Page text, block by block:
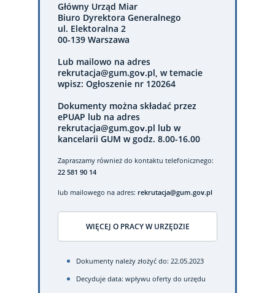
Główny Urząd Miar
Biuro Dyrektora Generalnego
ul. Elektoralna 2
00-139 Warszawa
Lub mailowo na adres
rekrutacja@gum.gov.pl, w temacie
wpisz: Ogłoszenie nr 120264
Dokumenty można składać przez
ePUAP lub na adres
rekrutacja@gum.gov.pl lub w
kancelarii GUM w godz. 8.00-16.00
Zapraszamy również do kontaktu telefonicznego:
22 581 90 14
lub mailowego na adres: rekrutacja@gum.gov.pl
WIĘCEJ O PRACY W URZĘDZIE
Dokumenty należy złożyć do: 22.05.2023
Decyduje data: wpływu oferty do urzędu